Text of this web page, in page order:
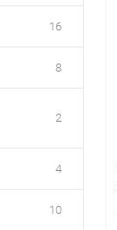
16
8
2
4
10